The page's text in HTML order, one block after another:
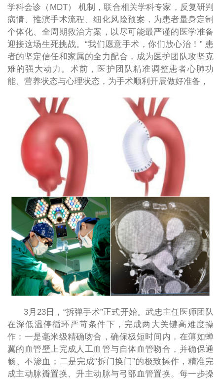
学科会诊（MDT） 机制，联合相关学科专家，反复研判
病情、推演手术流程、细化风险预案，为患者量身定制
个体化、全周期救治方案，以尽可能最严谨的医学准备
迎接这场生死挑战。“我们愿意手术，你们放心治！” 患
者的坚定信任和家属的全力配合，成为医护团队攻坚克
难的强大动力。术前，医护团队精准调整患者心肺功
能、营养状态与心理状态，为手术顺利开展做好准备，
3月23日，“拆弹手术”正式开始。武忠主任医师团队
在深低温停循环严苛条件下，完成两大关键高难度操
作：一是毫米级精确吻合，确保极短时间内，在薄如蝉
翼的血管壁上完成人工血管与自体血管吻合，并确保通
畅、不渗血；二是完成“拆门换门”的极致操作，精准完
成主动脉瓣置换、升主动脉与弓部血管置换。每一步操